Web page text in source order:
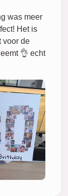
was meer
Het is
voor de
👌 echt